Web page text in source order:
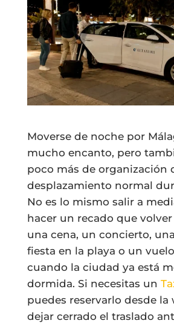
Moverse de noche por
mucho encanto, pero
poco más de organización
desplazamiento normal
No es lo mismo salir a
hacer un recado que
una cena, un concierto,
fiesta en la playa o un
cuando la ciudad ya está
dormida. Si necesitas un
puedes reservarlo desde la
dejar cerrado el traslado